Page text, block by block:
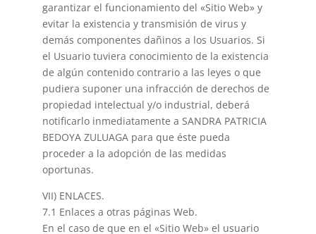
garantizar el funcionamiento del «Sitio Web» y
evitar la existencia y transmisión de virus y
demás componentes dañinos a los Usuarios. Si
el Usuario tuviera conocimiento de la existencia
de algún contenido contrario a las leyes o que
pudiera suponer una infracción de derechos de
propiedad intelectual y/o industrial, deberá
notificarlo inmediatamente a SANDRA PATRICIA
BEDOYA ZULUAGA para que éste pueda
proceder a la adopción de las medidas
oportunas.
VII) ENLACES.
7.1 Enlaces a otras páginas Web.
En el caso de que en el «Sitio Web» el usuario